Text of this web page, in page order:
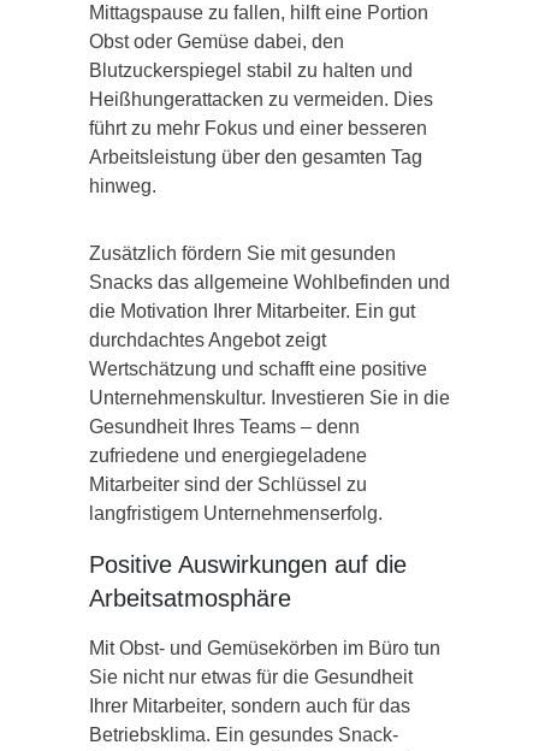
Mittagspause zu fallen, hilft eine Portion
Obst oder Gemüse dabei, den
Blutzuckerspiegel stabil zu halten und
Heißhungerattacken zu vermeiden. Dies
führt zu mehr Fokus und einer besseren
Arbeitsleistung über den gesamten Tag
hinweg.
Zusätzlich fördern Sie mit gesunden
Snacks das allgemeine Wohlbefinden und
die Motivation Ihrer Mitarbeiter. Ein gut
durchdachtes Angebot zeigt
Wertschätzung und schafft eine positive
Unternehmenskultur. Investieren Sie in die
Gesundheit Ihres Teams – denn
zufriedene und energiegeladene
Mitarbeiter sind der Schlüssel zu
langfristigem Unternehmenserfolg.
Positive Auswirkungen auf die
Arbeitsatmosphäre
Mit Obst- und Gemüsekörben im Büro tun
Sie nicht nur etwas für die Gesundheit
Ihrer Mitarbeiter, sondern auch für das
Betriebsklima. Ein gesundes Snack-